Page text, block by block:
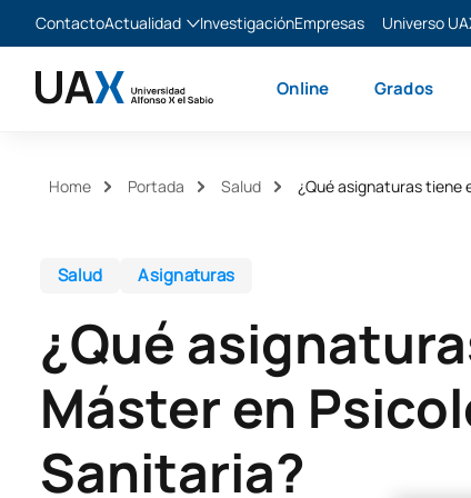
ContactoActualidad
Noticias
InvestigaciónEmpresas
Universo
XTART
Online Grados
Home Portada Salud ¿Qué asignaturas tiene
Salud Asignaturas
¿Qué
Máster en
Sanitaria?